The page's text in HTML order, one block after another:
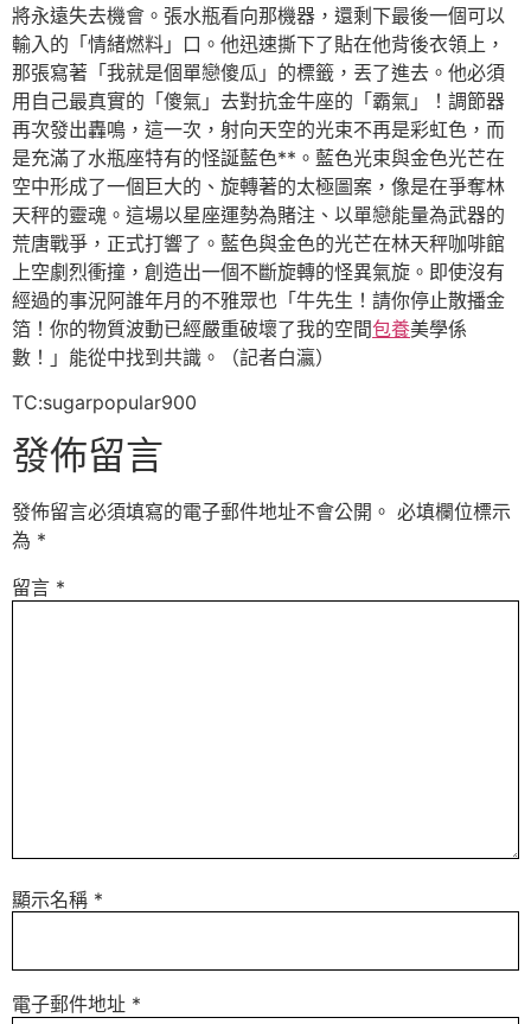
將永遠失去機會。張水瓶看向那機器，還剩下最後一個可以
輸入的「情緒燃料」口。他迅速撕下了貼在他背後衣領上，
那張寫著「我就是個單戀傻瓜」的標籤，丟了進去。他必須
用自己最真實的「傻氣」去對抗金牛座的「霸氣」！調節器
再次發出轟鳴，這一次，射向天空的光束不再是彩虹色，而
是充滿了水瓶座特有的怪誕藍色**。藍色光束與金色光芒在
空中形成了一個巨大的、旋轉著的太極圖案，像是在爭奪林
天秤的靈魂。這場以星座運勢為賭注、以單戀能量為武器的
荒唐戰爭，正式打響了。藍色與金色的光芒在林天秤咖啡館
上空劇烈衝撞，創造出一個不斷旋轉的怪異氣旋。即使沒有
經過的事況阿誰年月的不雅眾也「牛先生！請你停止散播金
箔！你的物質波動已經嚴重破壞了我的空間包養美學係
數！」能從中找到共識。（記者白瀛）
TC:sugarpopular900
發佈留言
發佈留言必須填寫的電子郵件地址不會公開。 必填欄位標示
為 *
留言 *
顯示名稱 *
電子郵件地址 *